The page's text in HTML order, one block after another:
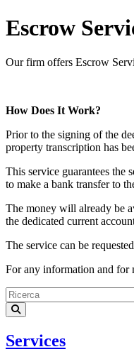
Escrow
Our firm offers Escrow
How Does It Work?
Prior to the signing of the
property transcription has
This service guarantees the
to make a bank transfer to
The money will already be
the dedicated current
The service can be
For any information and for
Services